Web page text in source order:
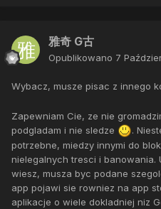
雅奇 G古
Opublikowano 7
Wybacz, musze pisac z innego
Zapewniam Cie, ze nie
podgladam i nie sledze
.
potrzebne, miedzy innymi do
nielegalnych tresci i banowania.
wiesz, musza byc podane
app pojawi sie rowniez na app
aplikacje o wiele dokladniej niz